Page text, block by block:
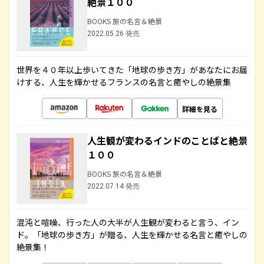
BOOKS 旅の名言＆絶景
2022.05.26 発売
世界を４０年以上歩いてきた「地球の歩き方」があなたにお届
けする、人生を輝かせるフランスの名言と癒やしの絶景集
詳細を見る
人生観が変わるインドのことばと絶景
１００
BOOKS 旅の名言＆絶景
2022.07.14 発売
混沌と喧噪、行った人の大半が人生観が変わると言う、イン
ド。「地球の歩き方」が贈る、人生を輝かせる名言と癒やしの
絶景集！